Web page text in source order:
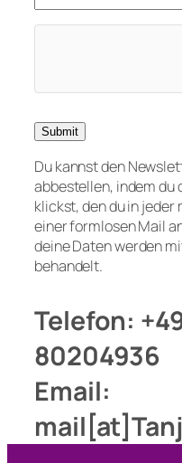
Du kannst den
abbestellen, indem du
klickst, den du in
einer formlosen Mail
deine Daten werden
behandelt.
Telefon:
80204936
Email: